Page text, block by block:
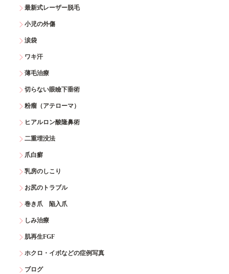
最新式レーザー脱毛
小児の外傷
涙袋
ワキ汗
薄毛治療
切らない眼瞼下垂術
粉瘤（アテローマ）
ヒアルロン酸隆鼻術
二重埋没法
爪白癬
乳房のしこり
お尻のトラブル
巻き爪 陥入爪
しみ治療
肌再生FGF
ホクロ・イボなどの症例写真
ブログ